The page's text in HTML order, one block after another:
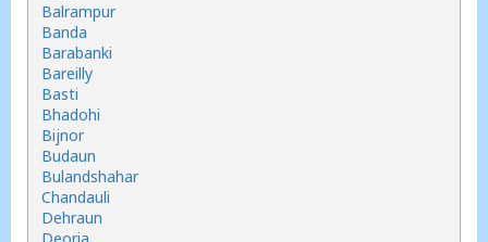
Balrampur
Banda
Barabanki
Bareilly
Basti
Bhadohi
Bijnor
Budaun
Bulandshahar
Chandauli
Dehraun